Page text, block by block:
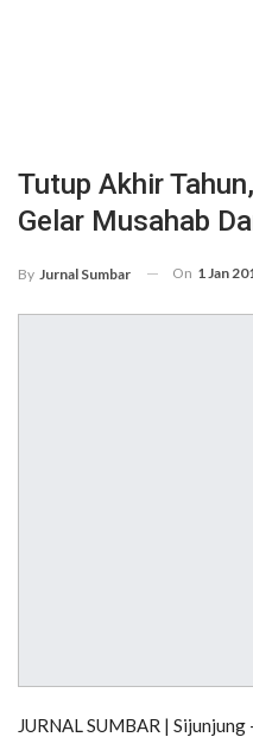
Tutup Akhir
Gelar Musahab
By Jurnal Sumbar On 1 Jan
JURNAL SUMBAR |